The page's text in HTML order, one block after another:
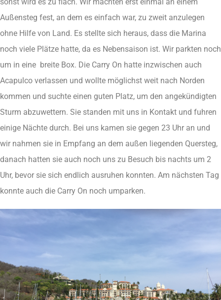
Außensteg fest, an dem es einfach war, zu zweit anzulegen
ohne Hilfe von Land. Es stellte sich heraus, dass die Marina
noch viele Plätze hatte, da es Nebensaison ist. Wir parkten noch
um in eine breite Box. Die Carry On hatte inzwischen auch
Acapulco verlassen und wollte möglichst weit nach Norden
kommen und suchte einen guten Platz, um den angekündigten
Sturm abzuwettern. Sie standen mit uns in Kontakt und fuhren
einige Nächte durch. Bei uns kamen sie gegen 23 Uhr an und
wir nahmen sie in Empfang an dem außen liegenden Quersteg,
danach hatten sie auch noch uns zu Besuch bis nachts um 2
Uhr, bevor sie sich endlich ausruhen konnten. Am nächsten Tag
konnte auch die Carry On noch umparken.